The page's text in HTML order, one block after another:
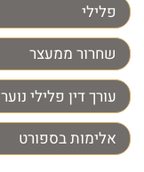
פלילי
שחרור ממעצר
עורך דין פלילי נוער
אלימות בספורט